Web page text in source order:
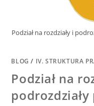
Podział na rozdziały i
BLOG / IV. STRUKTURA
Podział na